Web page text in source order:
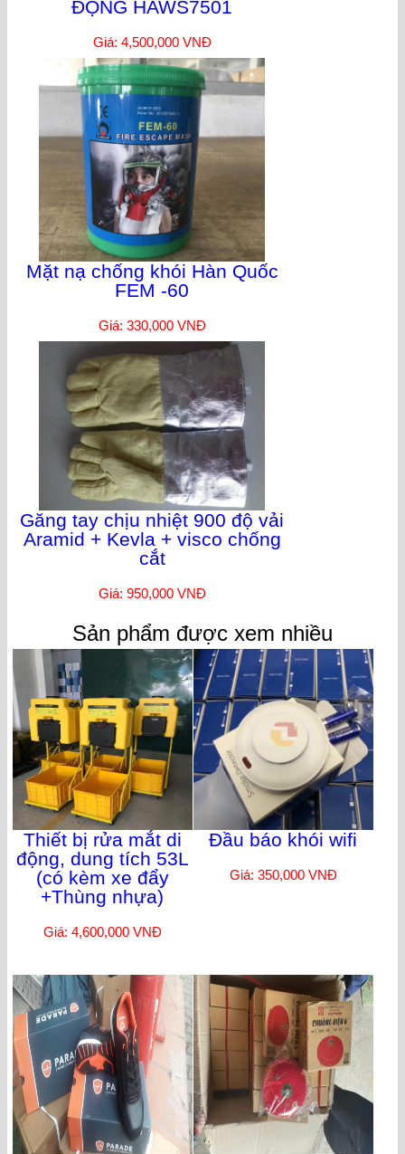
ĐỘNG HAWS7501
Giá: 4,500,000 VNĐ
Mặt nạ chống khói Hàn Quốc
FEM -60
Giá: 330,000 VNĐ
Găng tay chịu nhiệt 900 độ vải
Aramid + Kevla + visco chống
cắt
Giá: 950,000 VNĐ
Sản phẩm được xem nhiều
Thiết bị rửa mắt di
động, dung tích 53L
(có kèm xe đẩy
+Thùng nhựa)
Giá: 4,600,000 VNĐ
Đầu báo khói wifi
Giá: 350,000 VNĐ